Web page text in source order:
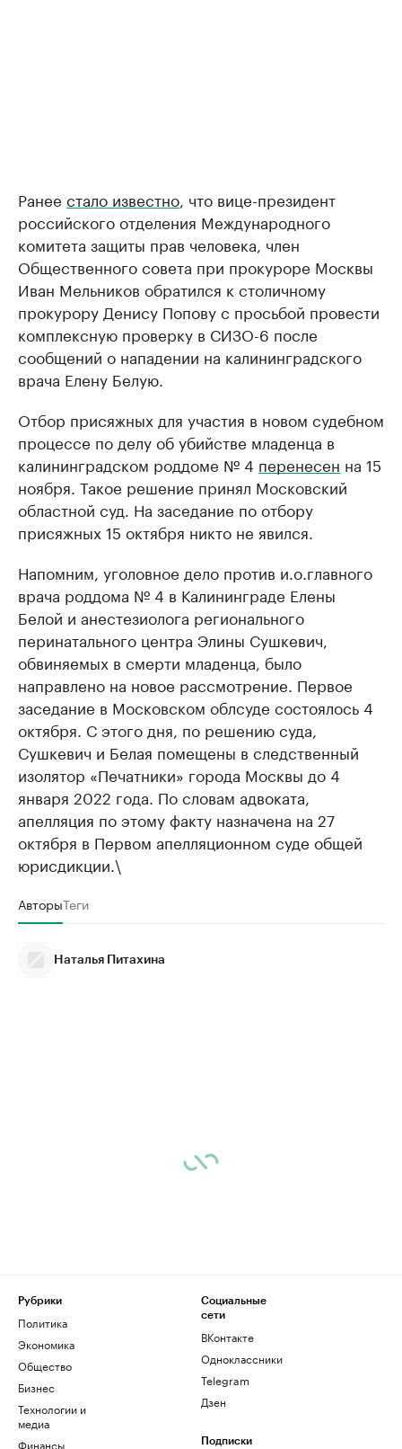
Ранее стало известно , что вице-президент
российского отделения Международного
комитета защиты прав человека, член
Общественного совета при прокуроре Москвы
Иван Мельников обратился к столичному
прокурору Денису Попову с просьбой провести
комплексную проверку в СИЗО-6 после
сообщений о нападении на калининградского
врача Елену Белую.
Отбор присяжных для участия в новом судебном
процессе по делу об убийстве младенца в
калининградском роддоме № 4 перенесен на 15
ноября. Такое решение принял Московский
областной суд. На заседание по отбору
присяжных 15 октября никто не явился.
Напомним, уголовное дело против и.о.главного
врача роддома № 4 в Калининграде Елены
Белой и анестезиолога регионального
перинатального центра Элины Сушкевич,
обвиняемых в смерти младенца, было
направлено на новое рассмотрение. Первое
заседание в Московском облсуде состоялось 4
октября. С этого дня, по решению суда,
Сушкевич и Белая помещены в следственный
изолятор «Печатники» города Москвы до 4
января 2022 года. По словам адвоката,
апелляция по этому факту назначена на 27
октября в Первом апелляционном суде общей
юрисдикции.\
АвторыТеги
Наталья Питахина
Рубрики
Политика
Экономика
Общество
Бизнес
Технологии и
медиа
Финансы
Социальные
сети
ВКонтакте
Одноклассники
Telegram
Дзен
Подписки